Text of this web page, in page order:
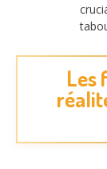
Les